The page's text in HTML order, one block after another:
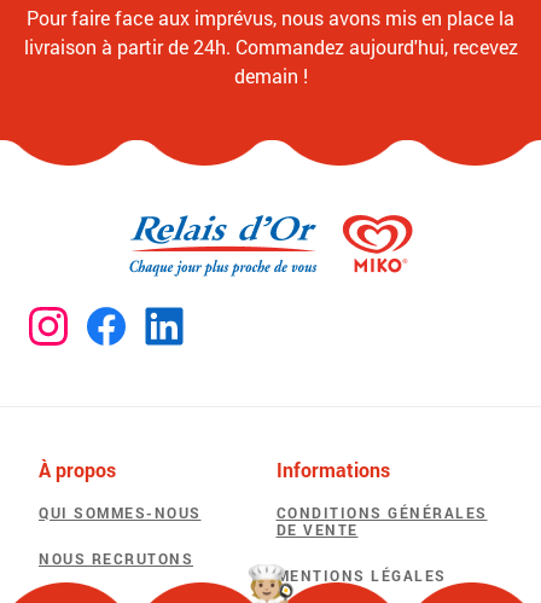
Pour faire face aux imprévus, nous avons mis en place la
livraison à partir de 24h. Commandez aujourd'hui, recevez
demain !
À propos
QUI SOMMES-NOUS
NOUS RECRUTONS
Informations
CONDITIONS GÉNÉRALES
DE VENTE
MENTIONS LÉGALES